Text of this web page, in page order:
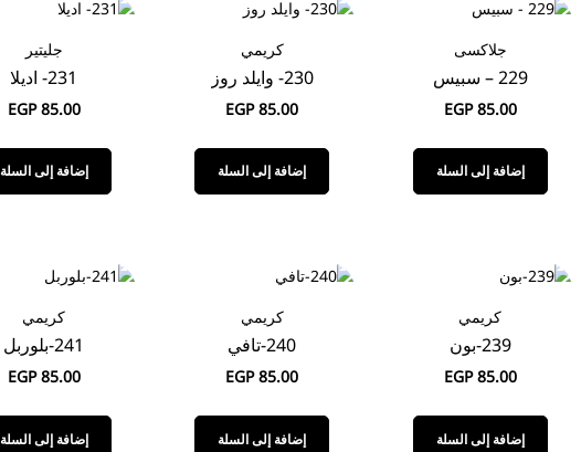
جلاكسى
229 – سبيس
EGP85.00
إضافة إلى السلة
كريمي
230- وايلد روز
EGP85.00
إضافة إلى السلة
جليتير
231- اديلا
EGP85.00
إضافة إلى السلة
كريمي
239-بون
EGP85.00
إضافة إلى السلة
كريمي
240-تافي
EGP85.00
إضافة إلى السلة
كريمي
241-بلوربل
EGP85.00
إضافة إلى السلة